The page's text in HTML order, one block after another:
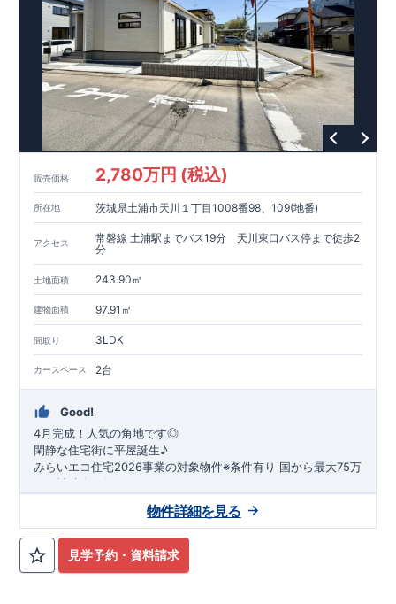
販売価格 2,780万円 (税込)
所在地 茨城県土浦市天川１丁目1008番98、109(地番)
アクセス
常磐線 土浦駅までバス19分 天川東口バス停まで徒歩2
分
土地面積 243.90㎡
建物面積 97.91㎡
間取り 3LDK
カースペース 2台
Good!
4月完成！人気の角地です◎
閑静な住宅街に平屋誕生♪
​みらいエコ住宅2026事業の対象物件※条件有り 国から最大75万
円の補助金が得られます！
数料が差し引かれます。
​・玄関から直接洗面所・浴室
きる動線の為、
外から帰ってきたお子様も
​・
キッチンには 食器洗い機完備
見学予約・資料請求
物件詳細を見る